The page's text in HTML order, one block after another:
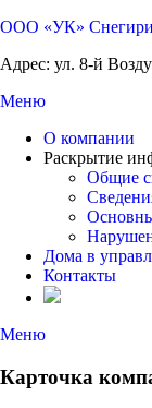
ООО «УК»
Адрес: ул. 8-й
Меню
О компании
Раскрытие
Общие
Дома в
Контакты
Меню
Карточка